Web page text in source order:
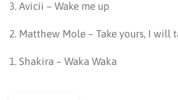
3. Avicii – Wake me up
2. Matthew Mole – Take yours, I will
1. Shakira – Waka Waka